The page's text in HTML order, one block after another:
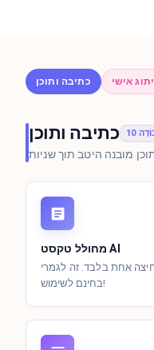
כתיבה ותוכן אישי
כתיבה ותוכן
מחולל טקסט AI
אחת בלבד. זה לגמרי
בחינם לשימוש!